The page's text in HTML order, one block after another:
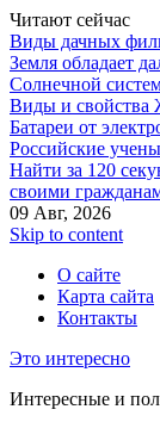
Читают сейчас
Виды дачных
Земля обладает
Солнечной
Виды и свойства
Батареи от
Российские
Найти за 120
своими
09 Авг, 2026
Skip to content
О сайте
Карта сайта
Контакты
Это интересно
Интересные и